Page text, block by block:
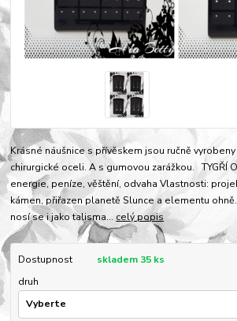
Krásné náušnice s přívěskem jsou ručně
chirurgické oceli. A s gumovou zarážkou. TYGŘÍ
energie, peníze, věštění, odvaha Vlastnosti:
kámen, přiřazen planetě Slunce a elementu
nosí se i jako talisma... celý popis
Dostupnost
skladem 35 ks
druh